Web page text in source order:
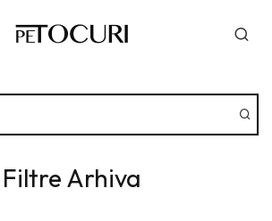
Filtre Arhiva